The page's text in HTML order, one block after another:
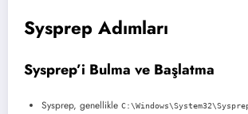
Sysprep Adımları
Sysprep’i Bulma ve Başlatma
Sysprep, genellikle